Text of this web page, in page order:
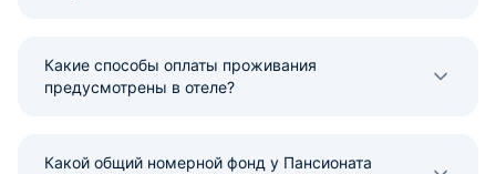
Какие способы оплаты проживания
предусмотрены в отеле?
Какой общий номерной фонд у Пансионата